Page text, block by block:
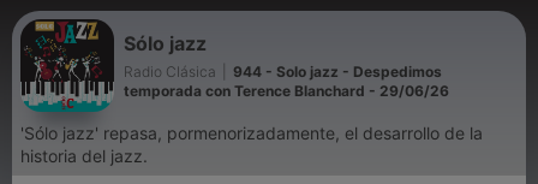
Sólo jazz
Radio Clásica
944 - Solo jazz - Despedimos
temporada con Terence Blanchard - 29/06/26
'Sólo jazz' repasa, pormenorizadamente, el desarrollo de la
historia del jazz.